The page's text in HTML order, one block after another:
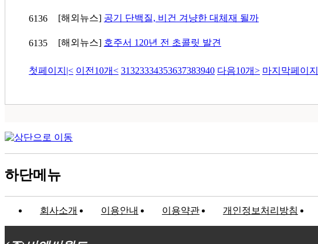
6136 [해외뉴스] 공기 단백질, 비건 겨냥한 대체재 될까
6135 [해외뉴스] 호주서 120년 전 초콜릿 발견
첫페이지 |< 이전10개< 31323334353637383940 다음10개> 마지막페이지
하단메뉴
회사소개 이용안내 이용약관 개인정보처리방침